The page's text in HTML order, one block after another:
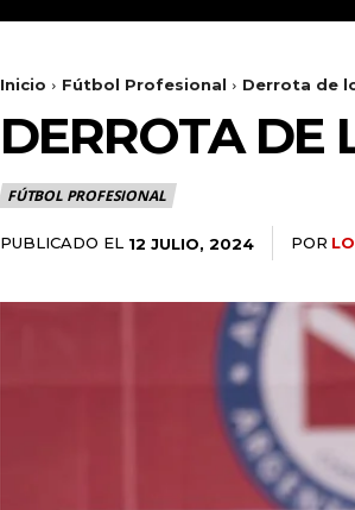
Inicio Fútbol Profesional Derrota de
DERROTA DE
FÚTBOL PROFESIONAL
PUBLICADO EL 12 JULIO, 2024 POR